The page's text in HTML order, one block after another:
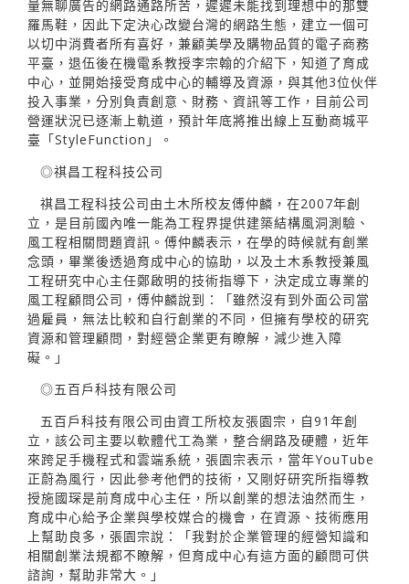
量無聊廣告的網路通路所苦，遲遲未能找到理想中的那雙
羅馬鞋，因此下定決心改變台灣的網路生態，建立一個可
以切中消費者所有喜好，兼顧美學及購物品質的電子商務
平臺，退伍後在機電系教授李宗翰的介紹下，知道了育成
中心，並開始接受育成中心的輔導及資源，與其他3位伙伴
投入事業，分別負責創意、財務、資訊等工作，目前公司
營運狀況已逐漸上軌道，預計年底將推出線上互動商城平
臺「StyleFunction」。
◎祺昌工程科技公司
祺昌工程科技公司由土木所校友傅仲麟，在2007年創
立，是目前國內唯一能為工程界提供建築結構風洞測驗、
風工程相關問題資訊。傅仲麟表示，在學的時候就有創業
念頭，畢業後透過育成中心的協助，以及土木系教授兼風
工程研究中心主任鄭啟明的技術指導下，決定成立專業的
風工程顧問公司，傅仲麟說到：「雖然沒有到外面公司當
過雇員，無法比較和自行創業的不同，但擁有學校的研究
資源和管理顧問，對經營企業更有瞭解，減少進入障
礙。」
◎五百戶科技有限公司
五百戶科技有限公司由資工所校友張園宗，自91年創
立，該公司主要以軟體代工為業，整合網路及硬體，近年
來跨足手機程式和雲端系統，張園宗表示，當年YouTube
正蔚為風行，因此參考他們的技術，又剛好研究所指導教
授施國琛是前育成中心主任，所以創業的想法油然而生，
育成中心給予企業與學校媒合的機會，在資源、技術應用
上幫助良多，張園宗說：「我對於企業管理的經營知識和
相關創業法規都不瞭解，但育成中心有這方面的顧問可供
諮詢，幫助非常大。」